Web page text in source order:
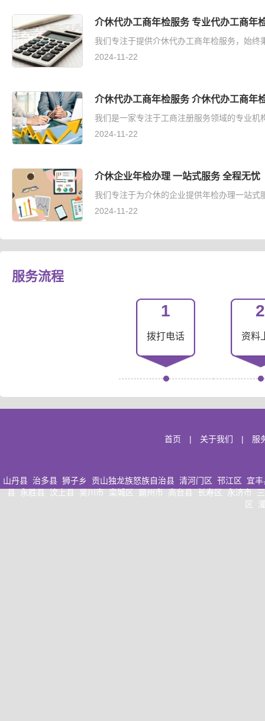
介休代办工商年检服务 专业代办工商年
我们专注于提供介休代办工商年检服务，始终
2024-11-22
介休代办工商年检服务 介休代办工商年
我们是一家专注于工商注册服务领域的专业
2024-11-22
介休企业年检办理 一站式服务 全程无忧
我们专注于为介休的企业提供年检办理一站
2024-11-22
服务流程
1
拨打电话
2
资料
首页 | 关于我们 | 服
山丹县 治多县 狮子乡 贡山独龙族怒族自治县 清河门区 邗江区
宜丰
县
永胜县 汶上县 吴川市 栾城区 霸州市 高台县 长寿区 永济市
区